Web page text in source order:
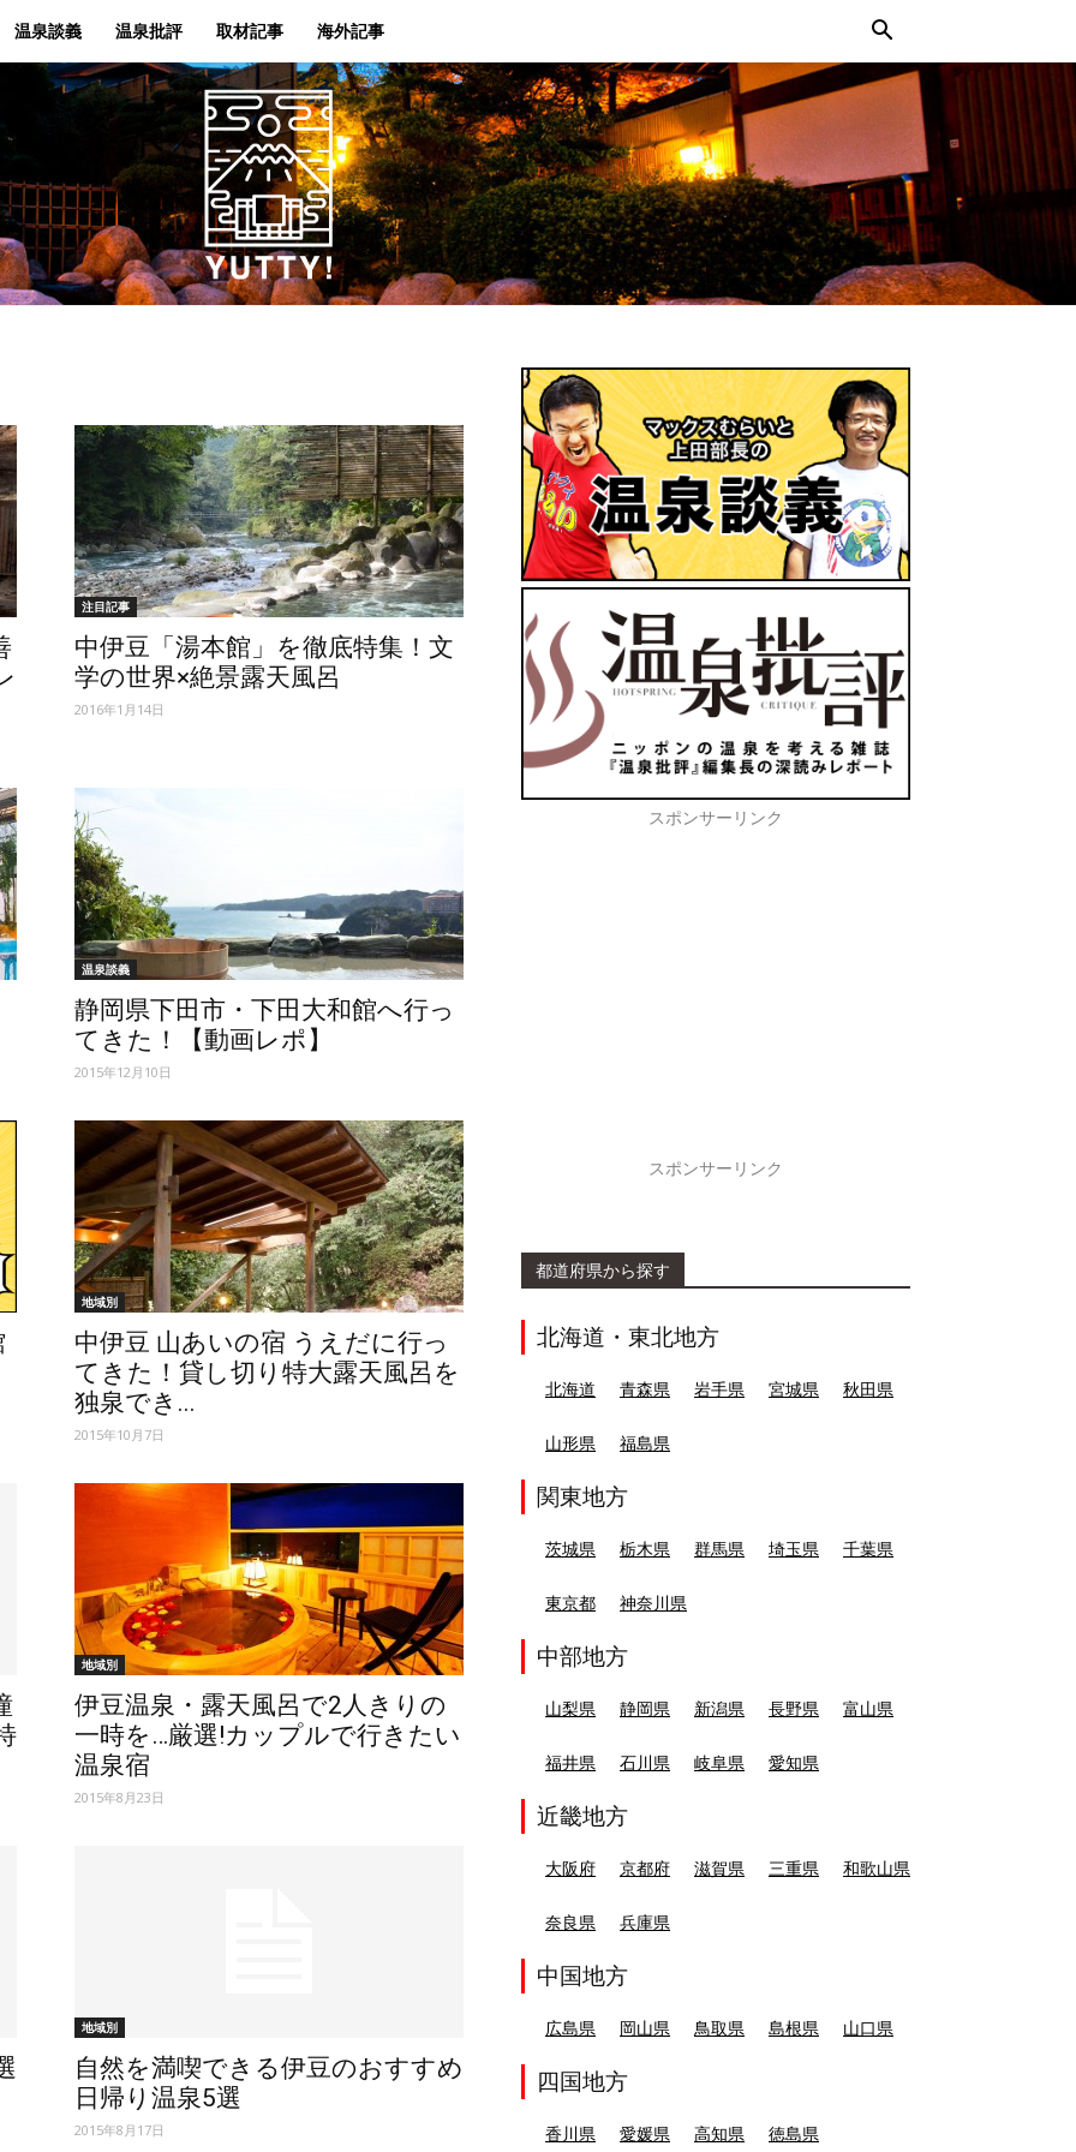
温泉談義 温泉批評 取材記事 海外記事
【ユ
テ
ィ】
注目記事
中伊豆「湯本館」を徹底特集！文
学の世界×絶景露天風呂
2016年1月14日
温泉談義
静岡県下田市・下田大和館へ行っ
てきた！【動画レポ】
2015年12月10日
地域別
中伊豆 山あいの宿 うえだに行っ
てきた！貸し切り特大露天風呂を
独泉でき...
2015年10月7日
地域別
伊豆温泉・露天風呂で2人きりの
一時を…厳選!カップルで行きたい
温泉宿
2015年8月23日
地域別
自然を満喫できる伊豆のおすすめ
日帰り温泉5選
2015年8月17日
スポンサーリンク
スポンサーリンク
都道府県から探す
北海道・東北地方
北海道 青森県 岩手県 宮城県 秋田県
山形県 福島県
関東地方
茨城県 栃木県 群馬県 埼玉県 千葉県
東京都 神奈川県
中部地方
山梨県 静岡県 新潟県 長野県 富山県
福井県 石川県 岐阜県 愛知県
近畿地方
大阪府 京都府 滋賀県 三重県 和歌山県
奈良県 兵庫県
中国地方
広島県 岡山県 鳥取県 島根県 山口県
四国地方
香川県 愛媛県 高知県 徳島県